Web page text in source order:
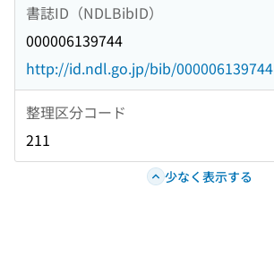
書誌ID（NDLBibID）
000006139744
http://id.ndl.go.jp/bib/000006139744
整理区分コード
211
少なく表示する